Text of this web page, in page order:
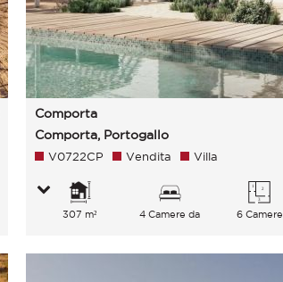
Comporta
Comporta, Portogallo
V0722CP Vendita Villa
307 m²
4 Camere da
6 Camere